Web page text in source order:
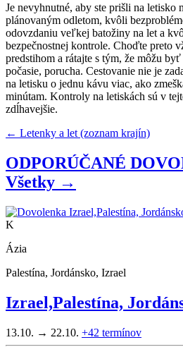
Je nevyhnutné, aby ste prišli na letisko
plánovaným odletom, kvôli
odovzdaniu veľkej batožiny na let a
bezpečnostnej kontrole. Choďte preto
predstihom a rátajte s tým, že môžu
počasie, porucha. Cestovanie nie je
na letisku o jednu kávu viac, ako
minútam. Kontroly na letiskách sú v
zdĺhavejšie.
← Letenky a let (zoznam krajín)
ODPORÚČANÉ
Všetky →
K
Ázia
Palestína, Jordánsko, Izrael
Izrael,Palestína,
13.10. → 22.10. +42 termínov